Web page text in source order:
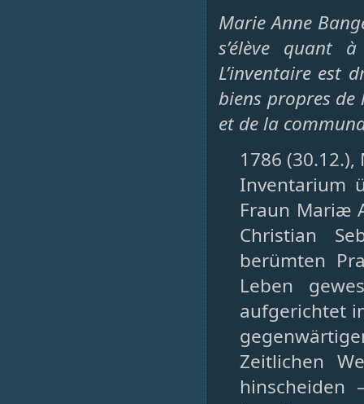
Marie Anne
s’élève quant
L’inventaire est
biens propres de
et de la
1786 (30.12.),
Inventarium
Fraun Mariæ
Christian
berümten
Leben
aufgerichtet
Zeitlichen
hinscheiden